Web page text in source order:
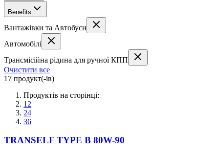
Benefits
Вантажівки та Автобуси
Автомобілі
Трансмісійна рідина для ручної КПП
Очистити все
17 продукт(-ів)
Продуктів на сторінці:
12
24
36
TRANSELF TYPE B 80W-90